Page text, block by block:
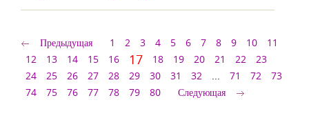
Предыдущая 1 2 3 4 5 6 7 8 9 10
11
12
13 14 15 16 17 18 19 20 21 22
23
24
25 26 27 28 29 30 31 32 ... 71 72
73
74
75 76 77 78 79 80 Следующая